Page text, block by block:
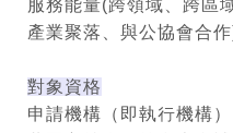
服務能量(跨領域、跨區
產業聚落、與公協會合作
對象資格
申請機構（即執行機構